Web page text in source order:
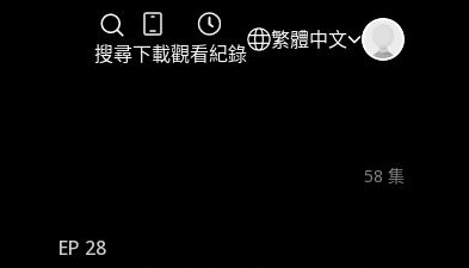
搜尋下載觀看紀錄
繁體中文
58 集
EP 28